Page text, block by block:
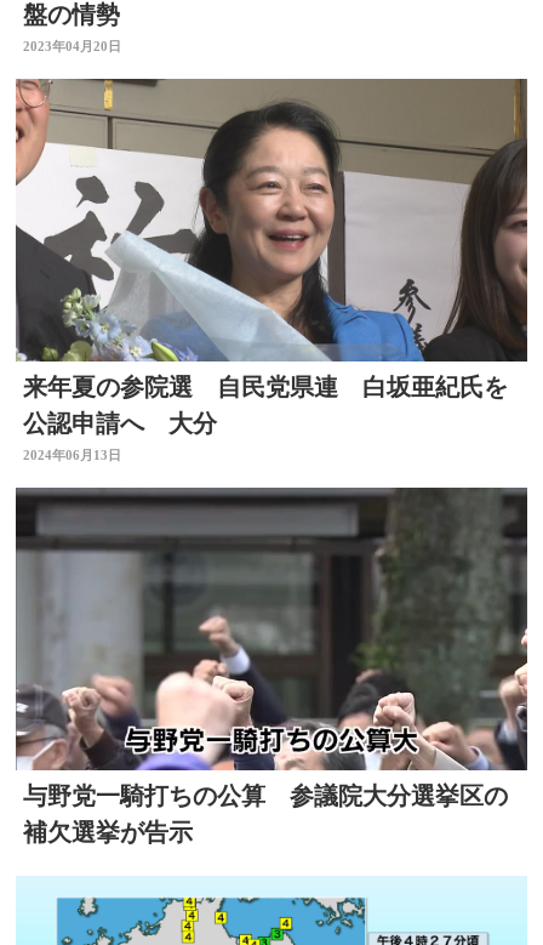
盤の情勢
2023年04月20日
来年夏の参院選 自民党県連 白坂亜紀氏を
公認申請へ 大分
2024年06月13日
与野党一騎打ちの公算 参議院大分選挙区の
補欠選挙が告示